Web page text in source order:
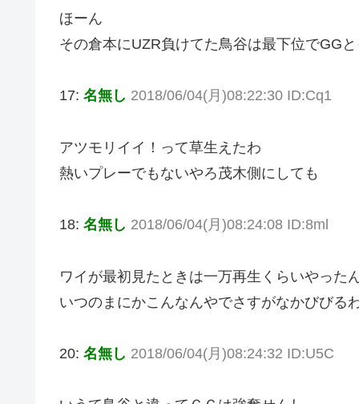
ほーん
その倉本にUZR負けてた鳥谷は最下位でGG
17: 名無し 2018/06/04(月)08:22:30 ID:Cq1
アツモリイイ！って草生えたわ
熱いプレーでもないやろ茂木側にしても
18: 名無し 2018/06/04(月)08:24:08 ID:8ml
ワイが最初見たときは一万再生くらいやった
いつのまにかこんなんやでさすがなかびびる
20: 名無し 2018/06/04(月)08:24:32 ID:U5C